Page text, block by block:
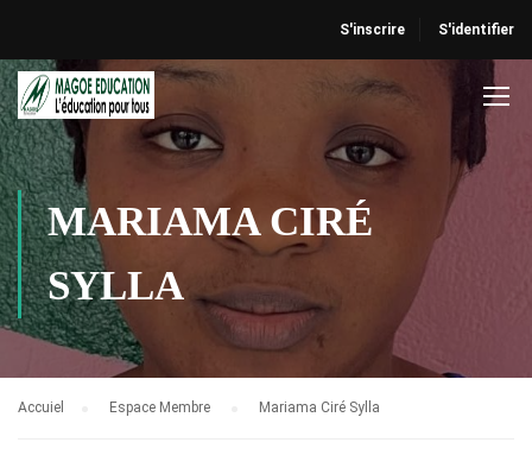
S'inscrire S'identifier
MARIAMA CIRÉ
SYLLA
Accuiel Espace Membre Mariama Ciré Sylla